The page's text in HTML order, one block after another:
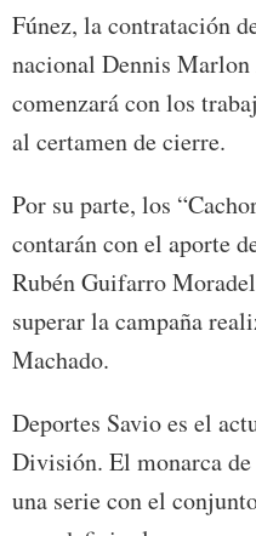
Fúnez, la contratación
nacional Dennis
comenzará con los
al certamen de cierre.
Por su parte, los
contarán con el aporte
Rubén Guifarro
superar la campaña
Machado.
Deportes Savio es el
División. El monarca de
una serie con el